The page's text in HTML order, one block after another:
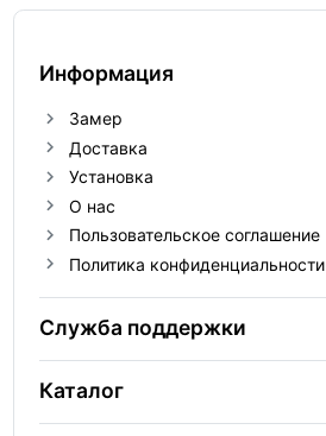
Информация
Замер
Доставка
Установка
О нас
Пользовательское соглашение
Политика конфиденциальности
Служба поддержки
Каталог